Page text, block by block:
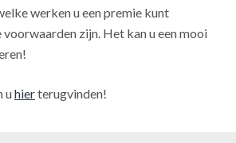
werken u een premie kunt
voorwaarden zijn. Het kan u een mooi
uhierterugvinden!